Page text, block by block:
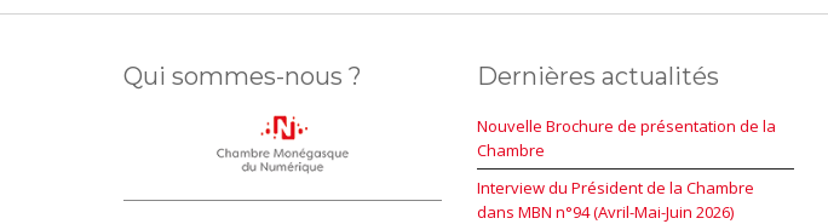
Qui sommes-nous ? Dernières actualités
Nouvelle Brochure de présentation de la
Chambre
Interview du Président de la Chambre
dans MBN n°94 (Avril-Mai-Juin 2026)